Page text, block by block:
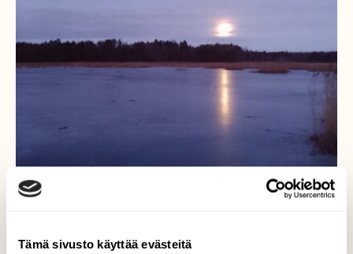
Tämä sivusto käyttää evästeitä